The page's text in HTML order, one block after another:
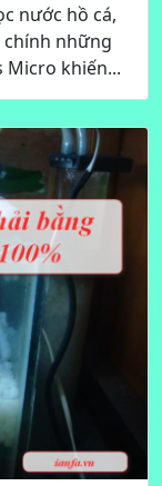
nước hồ cá,
chính những
khiến...